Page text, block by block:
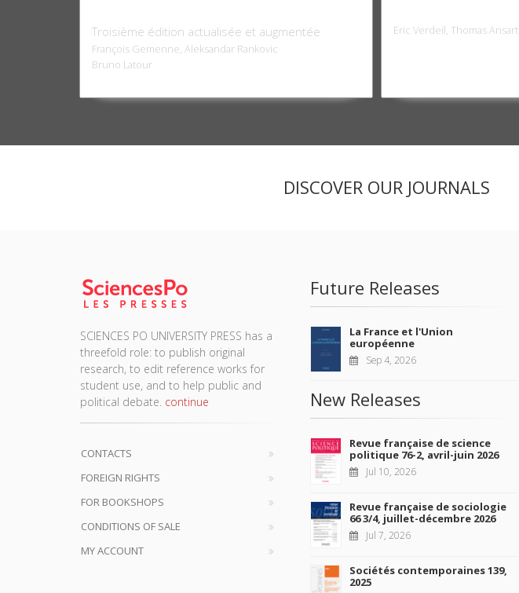
Troisième édition actualisée et augmentée
François Gemenne, Aleksandar Rankovic
Bruno Latour
Eric Verdeil, Thomas Ansart
DISCOVER OUR JOURNALS
SCIENCES PO UNIVERSITY PRESS has a
threefold role: to publish original
research, to edit reference works for
student use, and to help public and
political debate. continue
CONTACTS
FOREIGN RIGHTS
FOR BOOKSHOPS
CONDITIONS OF SALE
MY ACCOUNT
Future Releases
La France et l'Union
européenne
Sep 4, 2026
New Releases
Revue française de science
politique 76-2, avril-juin 2026
Jul 10, 2026
Revue française de sociologie
66 3/4, juillet-décembre 2026
Jul 7, 2026
Sociétés contemporaines 139,
2025